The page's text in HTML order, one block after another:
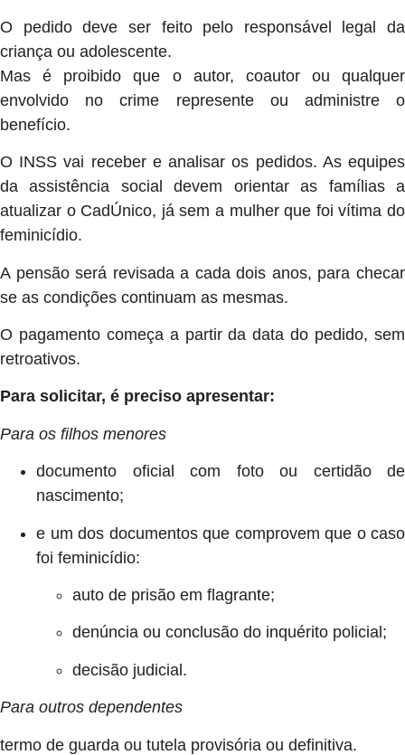
O pedido deve ser feito pelo responsável legal da
criança ou adolescente.
Mas é proibido que o autor, coautor ou qualquer
envolvido no crime represente ou administre o
benefício.
O INSS vai receber e analisar os pedidos. As equipes
da assistência social devem orientar as famílias a
atualizar o CadÚnico, já sem a mulher que foi vítima do
feminicídio.
A pensão será revisada a cada dois anos, para checar
se as condições continuam as mesmas.
O pagamento começa a partir da data do pedido, sem
retroativos.
Para solicitar, é preciso apresentar:
Para os filhos menores
documento oficial com foto ou certidão de
nascimento;
e um dos documentos que comprovem que o caso
foi feminicídio:
auto de prisão em flagrante;
denúncia ou conclusão do inquérito policial;
decisão judicial.
Para outros dependentes
termo de guarda ou tutela provisória ou definitiva.